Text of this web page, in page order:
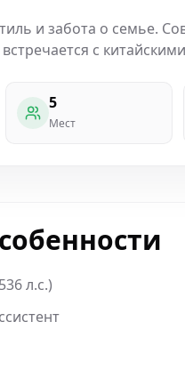
и забота о семье.
с
5
Мест
л.с.)